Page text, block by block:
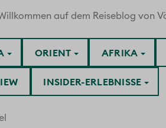
auf dem Reiseblog von
AFRIKA
INSIDER-ERLEBNISSE
ORIENT